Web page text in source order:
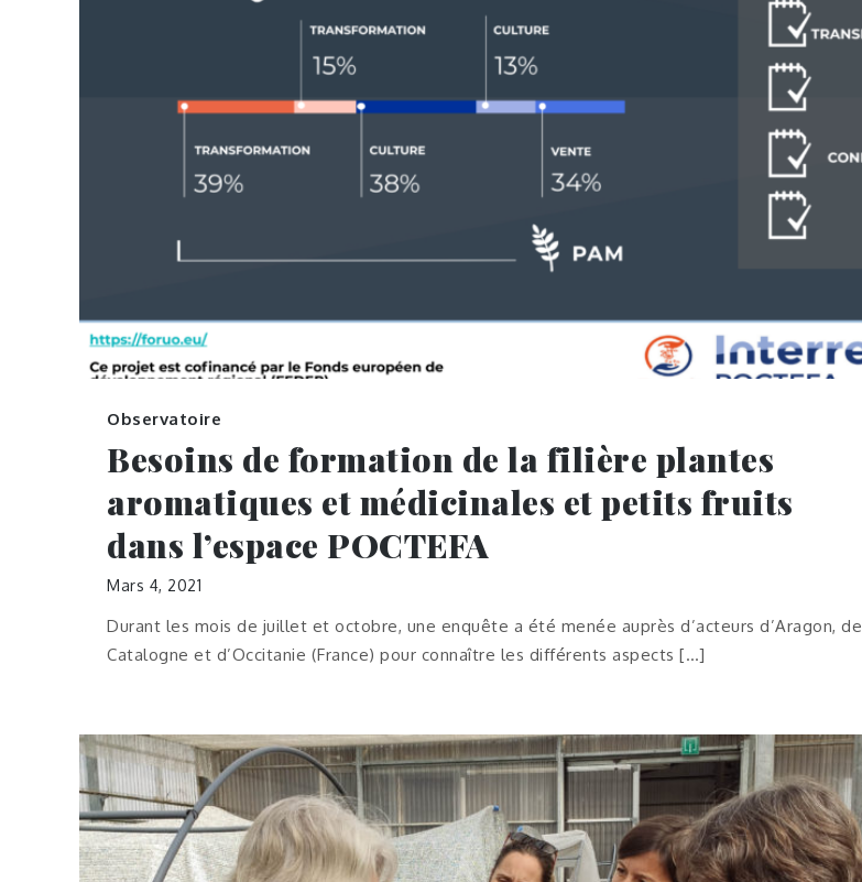
Observatoire
Besoins de formation de la filière plantes
aromatiques et médicinales et petits fruits
dans l’espace POCTEFA
Mars 4, 2021
Durant les mois de juillet et octobre, une enquête a été menée auprès d’acteurs d’Aragon, de
Catalogne et d’Occitanie (France) pour connaître les différents aspects […]